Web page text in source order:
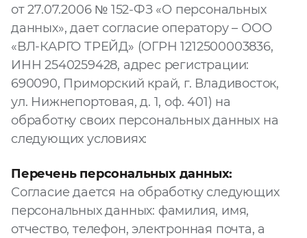
от 27.07.2006 № 152‑ФЗ «О персональных
данных», дает согласие оператору – ООО
«ВЛ-КАРГО ТРЕЙД» (ОГРН 1212500003836,
ИНН 2540259428, адрес регистрации:
690090, Приморский край, г. Владивосток,
ул. Нижнепортовая, д. 1, оф. 401) на
обработку своих персональных данных на
следующих условиях:
Перечень персональных данных:
Согласие дается на обработку следующих
персональных данных: фамилия, имя,
отчество, телефон, электронная почта, а
Согласен с
политикой
конфиденциальности
и наобработку моих
персональных
данных